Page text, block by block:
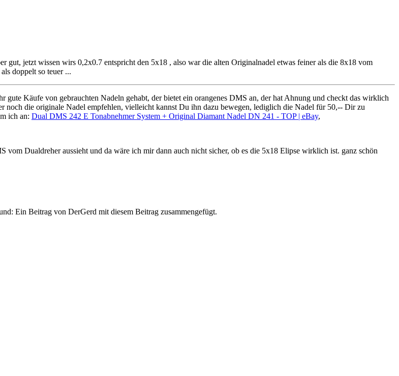
gut, jetzt wissen wirs 0,2x0.7 entspricht den 5x18 , also war die alten Originalnadel etwas feiner als die 8x18 vom
doppelt so teuer ...
gute Käufe von gebrauchten Nadeln gehabt, der bietet ein orangenes DMS an, der hat Ahnung und checkt das wirklich
noch die originale Nadel empfehlen, vielleicht kannst Du ihn dazu bewegen, lediglich die Nadel für 50,-- Dir zu
ich an: Dual DMS 242 E Tonabnehmer System + Original Diamant Nadel DN 241 - TOP | eBay,
Dualdreher aussieht und da wäre ich mir dann auch nicht sicher, ob es die 5x18 Elipse wirklich ist. ganz schön
Ein Beitrag von DerGerd mit diesem Beitrag zusammengefügt.